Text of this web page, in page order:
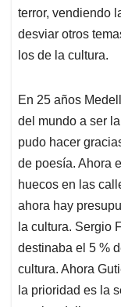
terror, vendiendo
desviar otros
los de la cultura.
En 25 años
del mundo a ser
pudo hacer
de poesía. Ahora
huecos en las
ahora hay
la cultura. Sergio
destinaba el 5 %
cultura. Ahora
la prioridad es la